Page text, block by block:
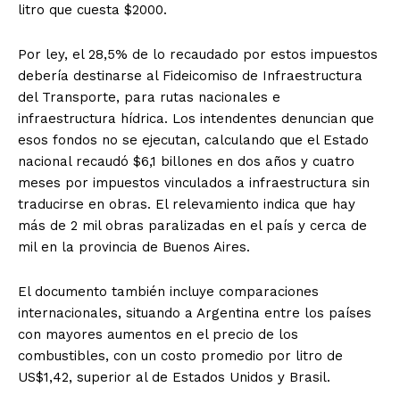
litro que cuesta $2000.
Por ley, el 28,5% de lo recaudado por estos impuestos
debería destinarse al Fideicomiso de Infraestructura
del Transporte, para rutas nacionales e
infraestructura hídrica. Los intendentes denuncian que
esos fondos no se ejecutan, calculando que el Estado
nacional recaudó $6,1 billones en dos años y cuatro
meses por impuestos vinculados a infraestructura sin
traducirse en obras. El relevamiento indica que hay
más de 2 mil obras paralizadas en el país y cerca de
mil en la provincia de Buenos Aires.
El documento también incluye comparaciones
internacionales, situando a Argentina entre los países
con mayores aumentos en el precio de los
combustibles, con un costo promedio por litro de
US$1,42, superior al de Estados Unidos y Brasil.